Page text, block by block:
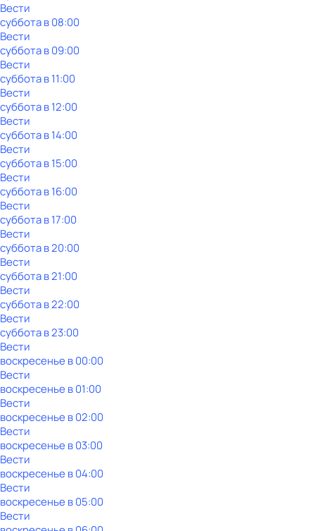
Вести
субботав08:00
Вести
субботав09:00
Вести
субботав11:00
Вести
субботав12:00
Вести
субботав14:00
Вести
субботав15:00
Вести
субботав16:00
Вести
субботав17:00
Вести
субботав20:00
Вести
субботав21:00
Вести
субботав22:00
Вести
субботав23:00
Вести
воскресенье в00:00
Вести
воскресенье в01:00
Вести
воскресенье в02:00
Вести
воскресенье в03:00
Вести
воскресенье в04:00
Вести
воскресенье в05:00
Вести